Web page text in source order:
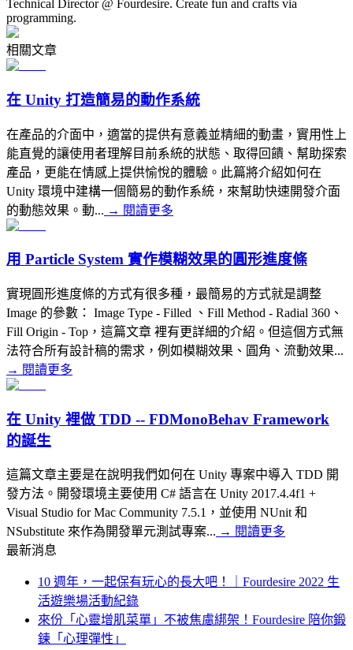
Technical Director @ Fourdesire. Create fun and crafts via
programming.
相關文章
在 Unity 打造簡易的動作系統
在產品的介面中，適當的提供有意義並精細的動畫，實用性上
能直覺的讓使用者理解目前系統的狀態、取得回饋、幫助探索
產品，更能在情感上提供愉悅的體驗。此篇將介紹如何在
Unity 環境中建構一個簡易的動作系統，來幫助快速開發介面
的動態效果。動... → 閱讀更多
用 Particle System 實作模糊效果的圓形進度條
實現圓形進度條的方式有很多種，最簡易的方式就是調整
Image 的參數： Image Type - Filled 、Fill Method - Radial 360、
Fill Origin - Top，這篇文章 裡有更詳細的介紹。但這個方式無
法符合所有設計稿的需求，例如模糊效果、圓角、流動效果...
→ 閱讀更多
在 Unity 裡做 TDD -- FDMonoBehav Framework
的誕生
這篇文章主要是在說明我們如何在 Unity 專案中導入 TDD 開
發方法。開發環境主要使用 C# 語言在 Unity 2017.4.4f1 +
Visual Studio for Mac Community 7.5.1，並使用 NUnit 和
NSubstitute 來作為開發單元測試專案... → 閱讀更多
最新消息
10 週年，一起保有玩心的長大吧！｜Fourdesire 2022 生
活遊樂場活動紀錄
來份「心靈增肌菜單」不被焦慮綁架！Fourdesire 陪你鍛
鍊「心理彈性」